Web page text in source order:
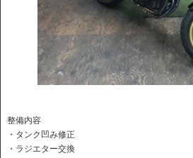
整備内容
・タンク凹み修正
・ラジエター交換